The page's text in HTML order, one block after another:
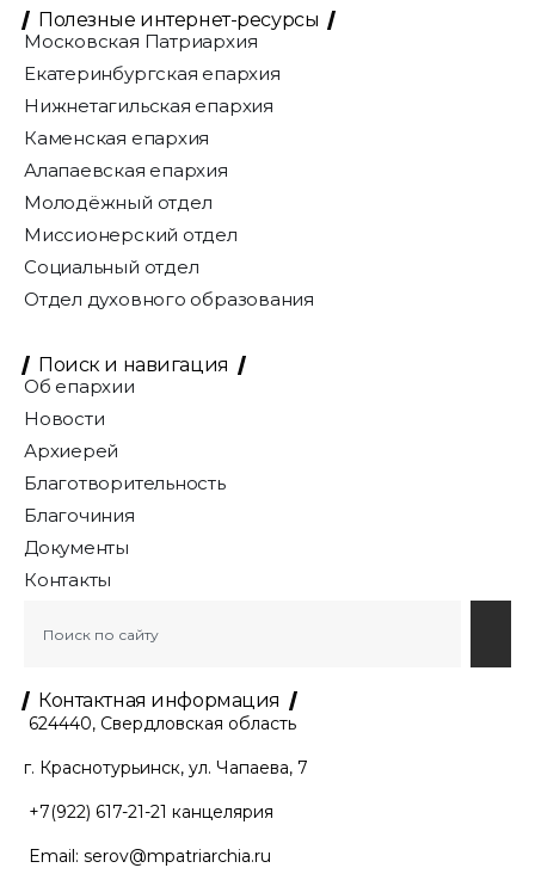
Полезные интернет-ресурсы
Московская Патриархия
Екатеринбургская епархия
Нижнетагильская епархия
Каменская епархия
Алапаевская епархия
Молодёжный отдел
Миссионерский отдел
Социальный отдел
Отдел духовного образования
Поиск и навигация
Об епархии
Новости
Архиерей
Благотворительность
Благочиния
Документы
Контакты
Контактная информация
624440, Свердловская область
г. Краснотурьинск, ул. Чапаева, 7
+7(922) 617-21-21 канцелярия
Email: serov@mpatriarchia.ru